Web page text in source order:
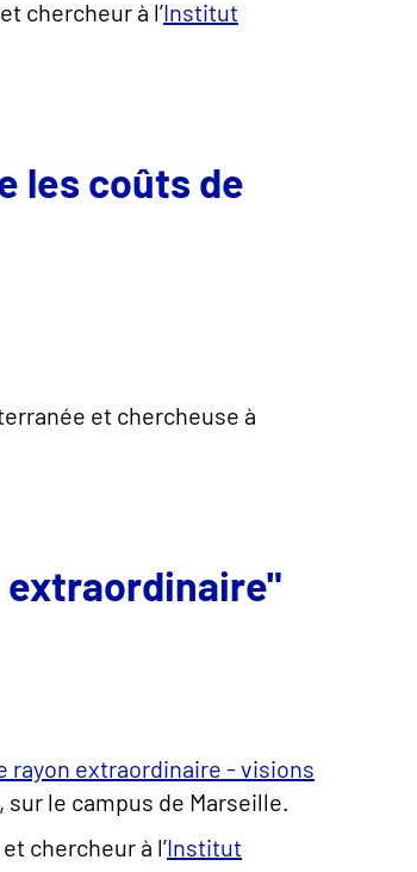
chercheur à l’Institut
les coûts de
et chercheuse à
extraordinaire"
rayon extraordinaire - visions
le campus de Marseille.
chercheur à l’Institut